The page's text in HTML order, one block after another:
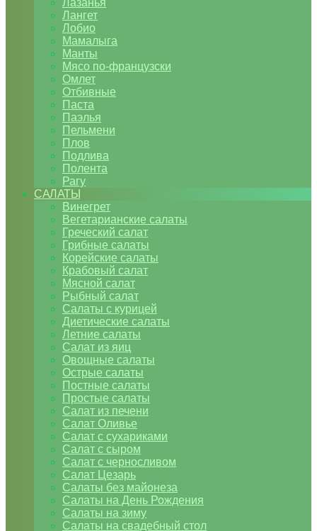
Лазанья
Лангет
Лобио
Мамалыга
Манты
Мясо по-французски
Омлет
Отбивные
Паста
Паэлья
Пельмени
Плов
Подлива
Полента
Рагу
САЛАТЫ
Винегрет
Вегетарианские салаты
Греческий салат
Грибные салаты
Корейские салаты
Крабовый салат
Мясной салат
Рыбный салат
Салаты с курицей
Диетические салаты
Летние салаты
Салат из яиц
Овощные салаты
Острые салаты
Постные салаты
Простые салаты
Салат из печени
Салат Оливье
Салат с сухариками
Салат с сыром
Салат с черносливом
Салат Цезарь
Салаты без майонеза
Салаты на День Рождения
Салаты на зиму
Салаты на свадебный стол